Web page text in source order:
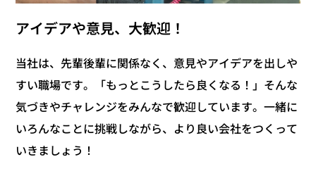
アイデアや意見、大歓迎！
当社は、先輩後輩に関係なく、意見やアイデアを出しや
すい職場です。「もっとこうしたら良くなる！」そんな
気づきやチャレンジをみんなで歓迎しています。一緒に
いろんなことに挑戦しながら、より良い会社をつくって
いきましょう！